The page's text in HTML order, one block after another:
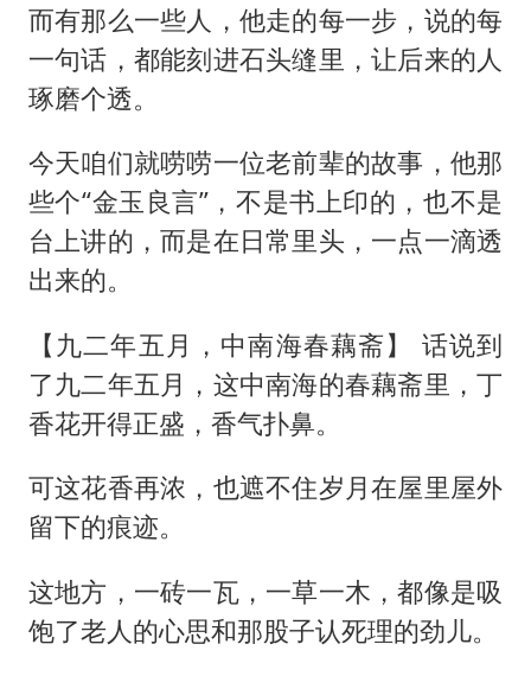
而有那么一些人，他走的每一步，说的每
一句话，都能刻进石头缝里，让后来的人
琢磨个透。
今天咱们就唠唠一位老前辈的故事，他那
些个“金玉良言”，不是书上印的，也不是
台上讲的，而是在日常里头，一点一滴透
出来的。
【九二年五月，中南海春藕斋】 话说到
了九二年五月，这中南海的春藕斋里，丁
香花开得正盛，香气扑鼻。
可这花香再浓，也遮不住岁月在屋里屋外
留下的痕迹。
这地方，一砖一瓦，一草一木，都像是吸
饱了老人的心思和那股子认死理的劲儿。